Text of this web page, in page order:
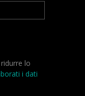
lo
i dati